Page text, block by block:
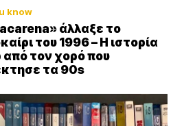
know
άλλαξε το
του 1996 – Η ιστορία
από τον χορό που
τα 90s